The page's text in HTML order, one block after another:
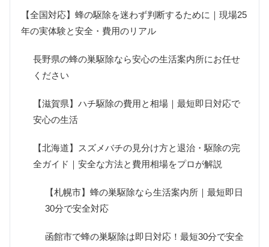
【全国対応】蜂の駆除を迷わず判断するために｜現場25
年の実体験と安全・費用のリアル
長野県の蜂の巣駆除なら安心の生活案内所にお任せ
ください
【滋賀県】ハチ駆除の費用と相場｜最短即日対応で
安心の生活
【北海道】スズメバチの見分け方と退治・駆除の完
全ガイド｜安全な方法と費用相場をプロが解説
【札幌市】蜂の巣駆除なら生活案内所｜最短即日
30分で安全対応
函館市で蜂の巣駆除は即日対応！最短30分で安全